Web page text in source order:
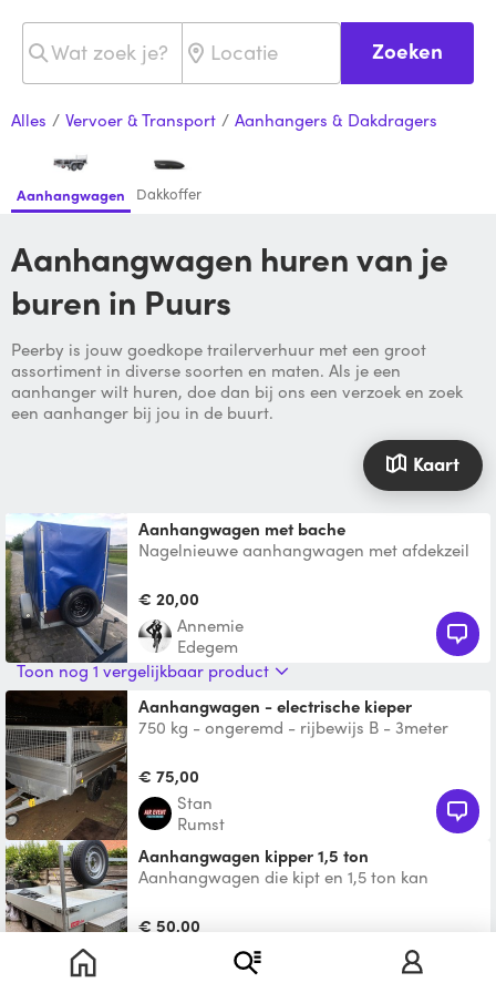
Zoeken
Alles / Vervoer & Transport / Aanhangers & Dakdragers
Aanhangwagen Dakkoffer
Aanhangwagen huren van je
buren in Puurs
Peerby is jouw goedkope trailerverhuur met een groot
assortiment in diverse soorten en maten. Als je een
aanhanger wilt huren, doe dan bij ons een verzoek en zoek
een aanhanger bij jou in de buurt.
Kaart
Aanhangwagen met bache
Nagelnieuwe aanhangwagen met afdekzeil
info.
€ 20,00
annemie
Edegem
Toon nog 1 vergelijkbaar product
Aanhangwagen - electrische kieper
750 kg - ongeremd - rijbewijs B - 3meter
Whatsapp: 047
€ 75,00
Stan
Rumst
Aanhangwagen kipper 1,5 ton
Aanhangwagen die kipt en 1,5 ton kan
€ 50,00
Beveren-Kruibeke-Zwijndrecht